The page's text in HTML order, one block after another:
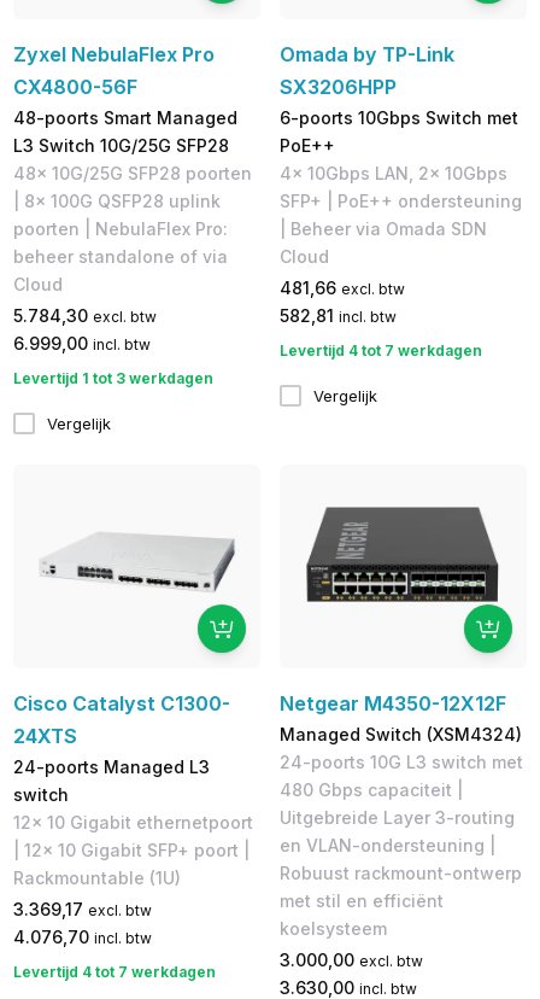
Zyxel NebulaFlex Pro
CX4800-56F
48-poorts Smart Managed
L3 Switch 10G/25G SFP28
48x 10G/25G SFP28 poorten
| 8x 100G QSFP28 uplink
poorten | NebulaFlex Pro:
beheer standalone of via
Cloud
5.784,30 excl. btw
6.999,00 incl. btw
Levertijd 1 tot 3 werkdagen
Vergelijk
Omada by TP-Link
SX3206HPP
6-poorts 10Gbps Switch met
PoE++
4x 10Gbps LAN, 2x 10Gbps
SFP+ | PoE++ ondersteuning
| Beheer via Omada SDN
Cloud
481,66 excl. btw
582,81 incl. btw
Levertijd 4 tot 7 werkdagen
Vergelijk
Cisco Catalyst C1300-
24XTS
24-poorts Managed L3
switch
12x 10 Gigabit ethernetpoort
| 12x 10 Gigabit SFP+ poort |
Rackmountable (1U)
3.369,17 excl. btw
4.076,70 incl. btw
Levertijd 4 tot 7 werkdagen
Netgear M4350-12X12F
Managed Switch (XSM4324)
24-poorts 10G L3 switch met
480 Gbps capaciteit |
Uitgebreide Layer 3-routing
en VLAN-ondersteuning |
Robuust rackmount-ontwerp
met stil en efficiënt
koelsysteem
3.000,00 excl. btw
3.630,00 incl. btw